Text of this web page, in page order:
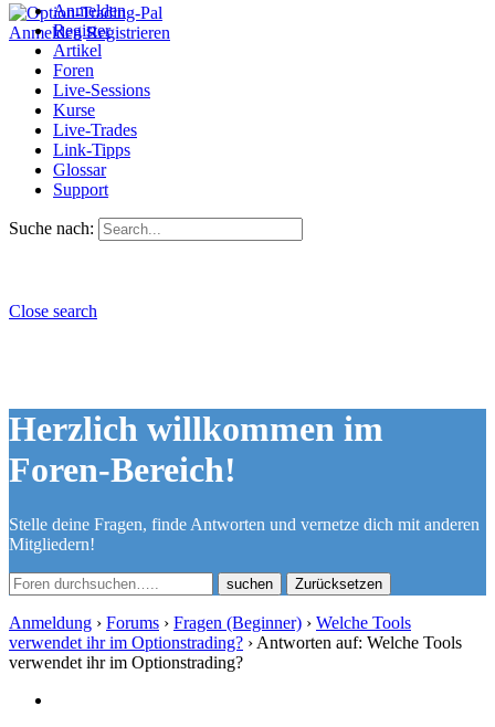
Anmelden Registrieren
Anmelden
Register
Artikel
Foren
Live-Sessions
Kurse
Live-Trades
Link-Tipps
Glossar
Support
Suche nach:
Close search
Herzlich willkommen im
Foren-Bereich!
Stelle deine Fragen, finde Antworten und vernetze dich mit anderen
Mitgliedern!
Zurücksetzen
Anmeldung › Forums › Fragen (Beginner) › Welche Tools
verwendet ihr im Optionstrading? › Antworten auf: Welche Tools
verwendet ihr im Optionstrading?